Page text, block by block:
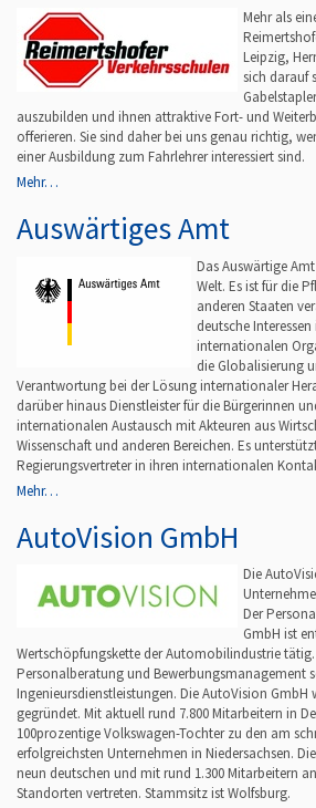
Mehr als
Leipzig,
sich darauf
auszubilden und ihnen attraktive Fort- und
offerieren. Sie sind daher bei uns genau richtig,
einer Ausbildung zum Fahrlehrer interessiert sind.
Mehr…
Auswärtiges Amt
Das Auswärtige
Welt. Es ist für die
anderen Staaten
deutsche
internationalen
die Globalisierung
Verantwortung bei der Lösung internationaler
darüber hinaus Dienstleister für die Bürgerinnen
internationalen Austausch mit Akteuren aus
Wissenschaft und anderen Bereichen. Es
Regierungsvertreter in ihren internationalen
Mehr…
AutoVision GmbH
Die
Der
GmbH ist
Wertschöpfungskette der Automobilindustrie
Personalberatung und Bewerbungsmanagement
Ingenieursdienstleistungen. Die AutoVision GmbH
gegründet. Mit aktuell rund 7.800 Mitarbeitern in
100prozentige Volkswagen-Tochter zu den am
erfolgreichsten Unternehmen in Niedersachsen.
neun deutschen und mit rund 1.300 Mitarbeitern
Standorten vertreten. Stammsitz ist Wolfsburg.